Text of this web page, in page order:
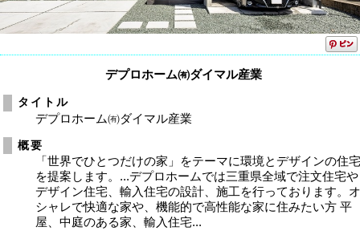
デプロホーム㈲ダイマル産業
タイトル
デプロホーム㈲ダイマル産業
概要
「世界でひとつだけの家」をテーマに環境とデザインの住
を提案します。...デプロホームでは三重県全域で注文住宅や
デザイン住宅、輸入住宅の設計、施工を行っております。
シャレで快適な家や、機能的で高性能な家に住みたい方 平
屋、中庭のある家、輸入住宅...